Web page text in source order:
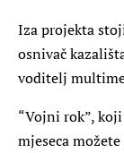
Iza projekta
osnivač
voditelj
“Vojni rok”, koji
mjeseca